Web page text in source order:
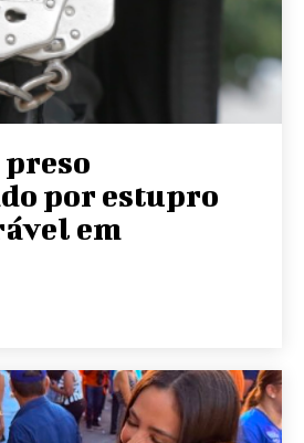
preso
por estupro
em